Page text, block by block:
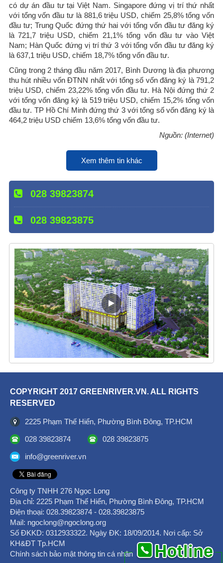
028 39823874
028 39823875
có dự án đầu tư tại Việt Nam. Singapore đứng vị trí thứ nhất
với tổng vốn đầu tư là 881,6 triệu USD, chiếm 25,8% tổng vốn
đầu tư; Trung Quốc đứng thứ hai với tổng vốn đầu tư đăng ký
là 721,7 triệu USD, chiếm 21,1% tổng vốn đầu tư vào Việt
Nam; Hàn Quốc đứng vị trí thứ 3 với tổng vốn đầu tư đăng ký
là 637,1 triệu USD, chiếm 18,7% tổng vốn đầu tư.
Cũng trong 2 tháng đầu năm 2017, Bình Dương là địa phương
thu hút nhiều vốn ĐTNN nhất với tổng số vốn đăng ký là 791,2
triệu USD, chiếm 23,22% tổng vốn đầu tư. Hà Nội đứng thứ 2
với tổng vốn đăng ký là 519 triệu USD, chiếm 15,2% tổng vốn
đầu tư. TP Hồ Chí Minh đứng thứ 3 với tổng số vốn đăng ký là
464,2 triệu USD chiếm 13,6% tổng vốn đầu tư.
Nguồn: (Internet)
Xem thêm tin khác
COPYRIGHT 2017 GREENRIVER.VN. ALL RIGHTS
RESERVED
2225 Phạm Thế Hiển, Phường Bình Đông, TP.HCM
028 39823874 028 39823875
info@greenriver.vn
Công ty TNHH 276 Ngọc Long
Địa chỉ: 2225 Phạm Thế Hiển, Phường Bình Đông, TP.HCM
Điện thoại: ‎028.39823874 - 028.39823875
Mail: ngoclong@ngoclong.org
Số ĐKKD: 0312933322. Ngày ĐK: 18/09/2014. Nơi cấp: Sở
KH&ĐT Tp.HCM
Chính sách bảo mật thông tin cá nhân